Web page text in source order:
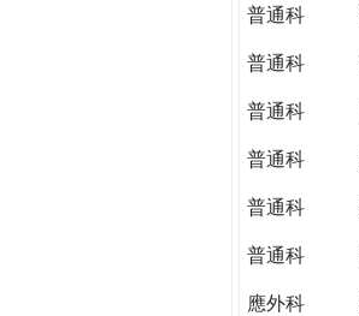
普通科
普通科
普通科
普通科
普通科
普通科
應外科